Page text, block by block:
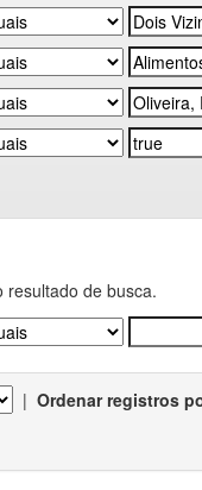
resultado de busca.
| Ordenar registros